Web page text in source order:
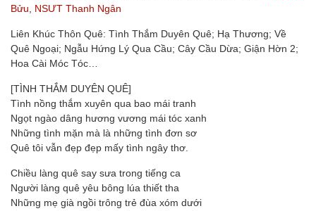
Bửu
NSƯT Thanh Ngân
Liên Khúc Thôn Quê: Tình Thắm Duyên Quê; Hạ Thương; Về
Quê Ngoại; Ngẫu Hứng Lý Qua Cầu; Cây Cầu Dừa; Giận Hờn 2;
Hoa Cài Móc Tóc…
[TÌNH THẮM DUYÊN QUÊ]
Tình nồng thắm xuyên qua bao mái tranh
Ngọt ngào dâng hương vương mái tóc xanh
Những tình mặn mà là những tình đơn sơ
Quê tôi vẫn đẹp đẹp mấy tình ngây thơ.
Chiều làng quê say sưa trong tiếng ca
Người làng quê yêu bông lúa thiết tha
Những mẹ già ngồi trông trẻ đùa xóm dưới